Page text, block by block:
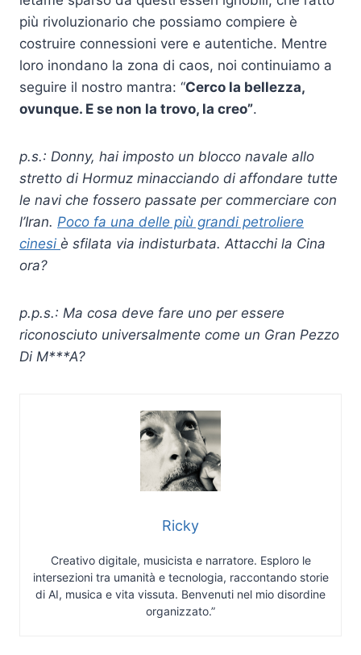
più rivoluzionario che possiamo compiere è
costruire connessioni vere e autentiche. Mentre
loro inondano la zona di caos, noi continuiamo a
seguire il nostro mantra: “Cerco la bellezza,
ovunque. E se non la trovo, la creo”.
p.s.: Donny, hai imposto un blocco navale allo
stretto di Hormuz minacciando di affondare tutte
le navi che fossero passate per commerciare con
l’Iran. Poco fa una delle più grandi petroliere
cinesi è sfilata via indisturbata. Attacchi la Cina
ora?
p.p.s.: Ma cosa deve fare uno per essere
riconosciuto universalmente come un Gran Pezzo
Di M***A?
Ricky
Creativo digitale, musicista e narratore. Esploro le
intersezioni tra umanità e tecnologia, raccontando storie
di AI, musica e vita vissuta. Benvenuti nel mio disordine
organizzato.”